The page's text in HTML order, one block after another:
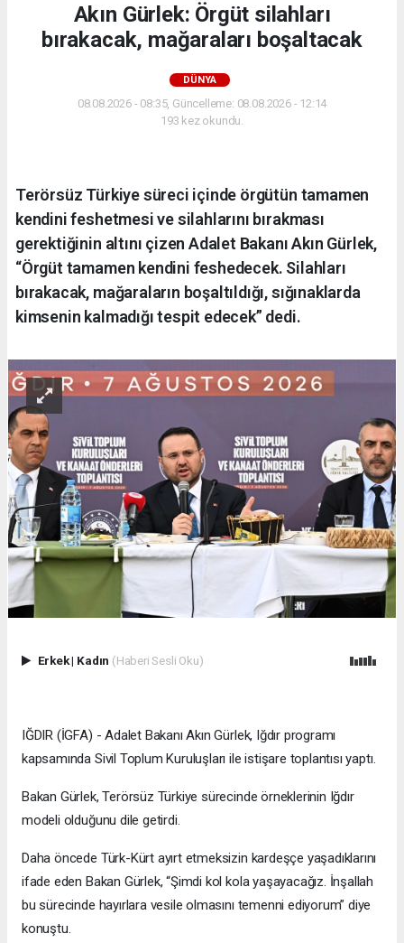
Akın Gürlek: Örgüt silahları
bırakacak, mağaraları boşaltacak
DÜNYA
08.08.2026 - 08:35, Güncelleme: 08.08.2026 - 12:14
193 kez okundu.
Terörsüz Türkiye süreci içinde örgütün tamamen
kendini feshetmesi ve silahlarını bırakması
gerektiğinin altını çizen Adalet Bakanı Akın Gürlek,
“Örgüt tamamen kendini feshedecek. Silahları
bırakacak, mağaraların boşaltıldığı, sığınaklarda
kimsenin kalmadığı tespit edecek” dedi.
Erkek| Kadın (Haberi Sesli Oku)
IĞDIR (İGFA) - Adalet Bakanı Akın Gürlek, Iğdır programı
kapsamında Sivil Toplum Kuruluşları ile istişare toplantısı yaptı.
Bakan Gürlek, Terörsüz Türkiye sürecinde örneklerinin Iğdır
modeli olduğunu dile getirdi.
Daha öncede Türk-Kürt ayırt etmeksizin kardeşçe yaşadıklarını
ifade eden Bakan Gürlek, “Şimdi kol kola yaşayacağız. İnşallah
bu sürecinde hayırlara vesile olmasını temenni ediyorum” diye
konuştu.